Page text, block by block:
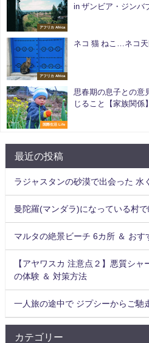
アフリカ Africa
in ザンビア・ジンバ
アフリカ Africa
ネコ 猫 ねこ…ネコ
国際生活 Life
思春期の息子との意
じること【家族関係】
最近の投稿
ラジャスタンの砂漠で出会った 水
曼陀羅(マンダラ)になっている村
マルタの絶景ビーチ 6カ所 ＆ おす
【アヤワスカ 注意点２】悪質シ
の体験 ＆ 対策方法
一人旅の途中で ジプシーからご馳
カテゴリー